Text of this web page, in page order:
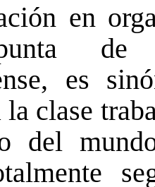
en
de
es
la clase
del